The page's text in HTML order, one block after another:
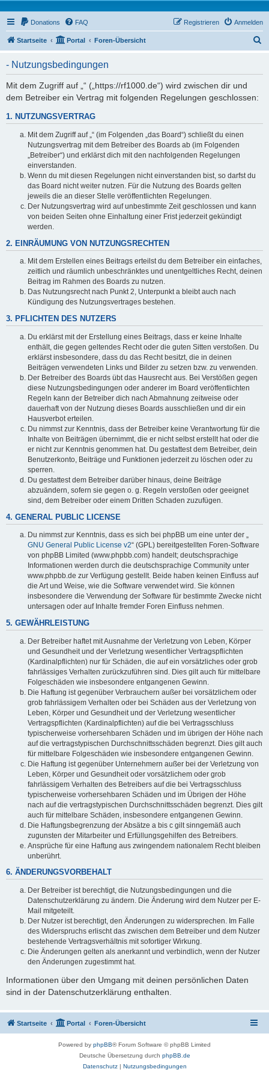
Donations FAQ Anmelden
Registrieren
Startseite Portal Foren-Übersicht
- Nutzungsbedingungen
Mit dem Zugriff auf „“ („https://rf1000.de“) wird zwischen dir und
dem Betreiber ein Vertrag mit folgenden Regelungen geschlossen:
1. NUTZUNGSVERTRAG
Mit dem Zugriff auf „“ (im Folgenden „das Board“) schließt du einen
Nutzungsvertrag mit dem Betreiber des Boards ab (im Folgenden
„Betreiber“) und erklärst dich mit den nachfolgenden Regelungen
einverstanden.
Wenn du mit diesen Regelungen nicht einverstanden bist, so darfst du
das Board nicht weiter nutzen. Für die Nutzung des Boards gelten
jeweils die an dieser Stelle veröffentlichten Regelungen.
Der Nutzungsvertrag wird auf unbestimmte Zeit geschlossen und kann
von beiden Seiten ohne Einhaltung einer Frist jederzeit gekündigt
werden.
2. EINRÄUMUNG VON NUTZUNGSRECHTEN
Mit dem Erstellen eines Beitrags erteilst du dem Betreiber ein einfaches,
zeitlich und räumlich unbeschränktes und unentgeltliches Recht, deinen
Beitrag im Rahmen des Boards zu nutzen.
Das Nutzungsrecht nach Punkt 2, Unterpunkt a bleibt auch nach
Kündigung des Nutzungsvertrages bestehen.
3. PFLICHTEN DES NUTZERS
Du erklärst mit der Erstellung eines Beitrags, dass er keine Inhalte
enthält, die gegen geltendes Recht oder die guten Sitten verstoßen. Du
erklärst insbesondere, dass du das Recht besitzt, die in deinen
Beiträgen verwendeten Links und Bilder zu setzen bzw. zu verwenden.
Der Betreiber des Boards übt das Hausrecht aus. Bei Verstößen gegen
diese Nutzungsbedingungen oder anderer im Board veröffentlichten
Regeln kann der Betreiber dich nach Abmahnung zeitweise oder
dauerhaft von der Nutzung dieses Boards ausschließen und dir ein
Hausverbot erteilen.
Du nimmst zur Kenntnis, dass der Betreiber keine Verantwortung für die
Inhalte von Beiträgen übernimmt, die er nicht selbst erstellt hat oder die
er nicht zur Kenntnis genommen hat. Du gestattest dem Betreiber, dein
Benutzerkonto, Beiträge und Funktionen jederzeit zu löschen oder zu
sperren.
Du gestattest dem Betreiber darüber hinaus, deine Beiträge
abzuändern, sofern sie gegen o. g. Regeln verstoßen oder geeignet
sind, dem Betreiber oder einem Dritten Schaden zuzufügen.
4. GENERAL PUBLIC LICENSE
Du nimmst zur Kenntnis, dass es sich bei phpBB um eine unter der „
GNU General Public License v2“ (GPL) bereitgestellten Foren-Software
von phpBB Limited (www.phpbb.com) handelt; deutschsprachige
Informationen werden durch die deutschsprachige Community unter
www.phpbb.de zur Verfügung gestellt. Beide haben keinen Einfluss auf
die Art und Weise, wie die Software verwendet wird. Sie können
insbesondere die Verwendung der Software für bestimmte Zwecke nicht
untersagen oder auf Inhalte fremder Foren Einfluss nehmen.
5. GEWÄHRLEISTUNG
Der Betreiber haftet mit Ausnahme der Verletzung von Leben, Körper
und Gesundheit und der Verletzung wesentlicher Vertragspflichten
(Kardinalpflichten) nur für Schäden, die auf ein vorsätzliches oder grob
fahrlässiges Verhalten zurückzuführen sind. Dies gilt auch für mittelbare
Folgeschäden wie insbesondere entgangenen Gewinn.
Die Haftung ist gegenüber Verbrauchern außer bei vorsätzlichem oder
grob fahrlässigem Verhalten oder bei Schäden aus der Verletzung von
Leben, Körper und Gesundheit und der Verletzung wesentlicher
Vertragspflichten (Kardinalpflichten) auf die bei Vertragsschluss
typischerweise vorhersehbaren Schäden und im übrigen der Höhe nach
auf die vertragstypischen Durchschnittsschäden begrenzt. Dies gilt auch
für mittelbare Folgeschäden wie insbesondere entgangenen Gewinn.
Die Haftung ist gegenüber Unternehmern außer bei der Verletzung von
Leben, Körper und Gesundheit oder vorsätzlichem oder grob
fahrlässigem Verhalten des Betreibers auf die bei Vertragsschluss
typischerweise vorhersehbaren Schäden und im Übrigen der Höhe
nach auf die vertragstypischen Durchschnittsschäden begrenzt. Dies gilt
auch für mittelbare Schäden, insbesondere entgangenen Gewinn.
Die Haftungsbegrenzung der Absätze a bis c gilt sinngemäß auch
zugunsten der Mitarbeiter und Erfüllungsgehilfen des Betreibers.
Ansprüche für eine Haftung aus zwingendem nationalem Recht bleiben
unberührt.
6. ÄNDERUNGSVORBEHALT
Der Betreiber ist berechtigt, die Nutzungsbedingungen und die
Datenschutzerklärung zu ändern. Die Änderung wird dem Nutzer per E-
Mail mitgeteilt.
Der Nutzer ist berechtigt, den Änderungen zu widersprechen. Im Falle
des Widerspruchs erlischt das zwischen dem Betreiber und dem Nutzer
bestehende Vertragsverhältnis mit sofortiger Wirkung.
Die Änderungen gelten als anerkannt und verbindlich, wenn der Nutzer
den Änderungen zugestimmt hat.
Informationen über den Umgang mit deinen persönlichen Daten
sind in der Datenschutzerklärung enthalten.
Startseite Portal Foren-Übersicht
Powered by phpBB® Forum Software © phpBB Limited
Deutsche Übersetzung durch phpBB.de
Datenschutz| Nutzungsbedingungen